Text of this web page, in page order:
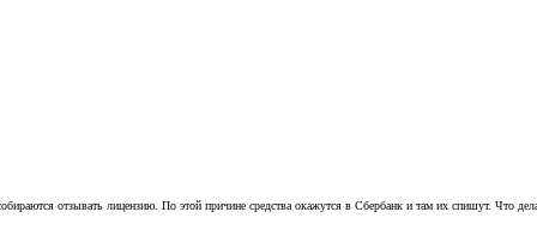
отзывать лицензию. По этой причине средства окажутся в Сбербанк и там их спишут. Что